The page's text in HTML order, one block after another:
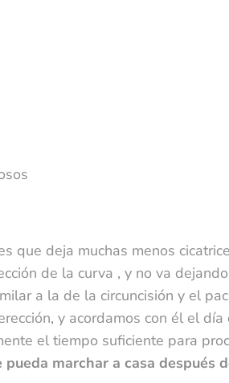
que deja muchas menos
de la curva , y no va
a la de la circuncisión y el
y acordamos con él el
el tiempo suficiente para
marchar a casa después